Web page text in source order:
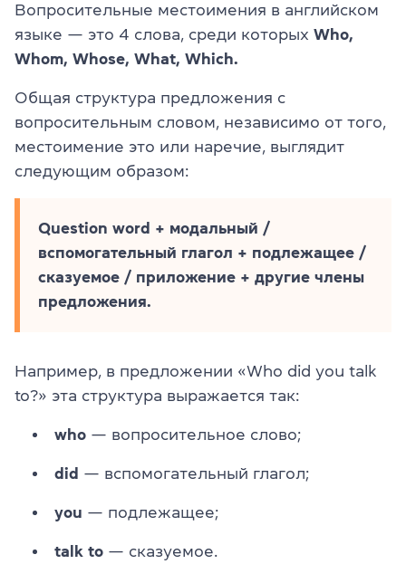
Вопросительные местоимения в английском
языке — это 4 слова, среди которых Who,
Whom, Whose, What, Which.
Общая структура предложения с
вопросительным словом, независимо от того,
местоимение это или наречие, выглядит
следующим образом:
Question word + модальный /
вспомогательный глагол + подлежащее /
сказуемое / приложение + другие члены
предложения.
Например, в предложении «Who did you talk
to?» эта структура выражается так:
who — вопросительное слово;
did — вспомогательный глагол;
you — подлежащее;
talk to — сказуемое.